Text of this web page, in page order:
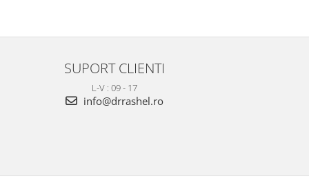
SUPORT CLIENTI
L-V : 09 - 17
info@drrashel.ro